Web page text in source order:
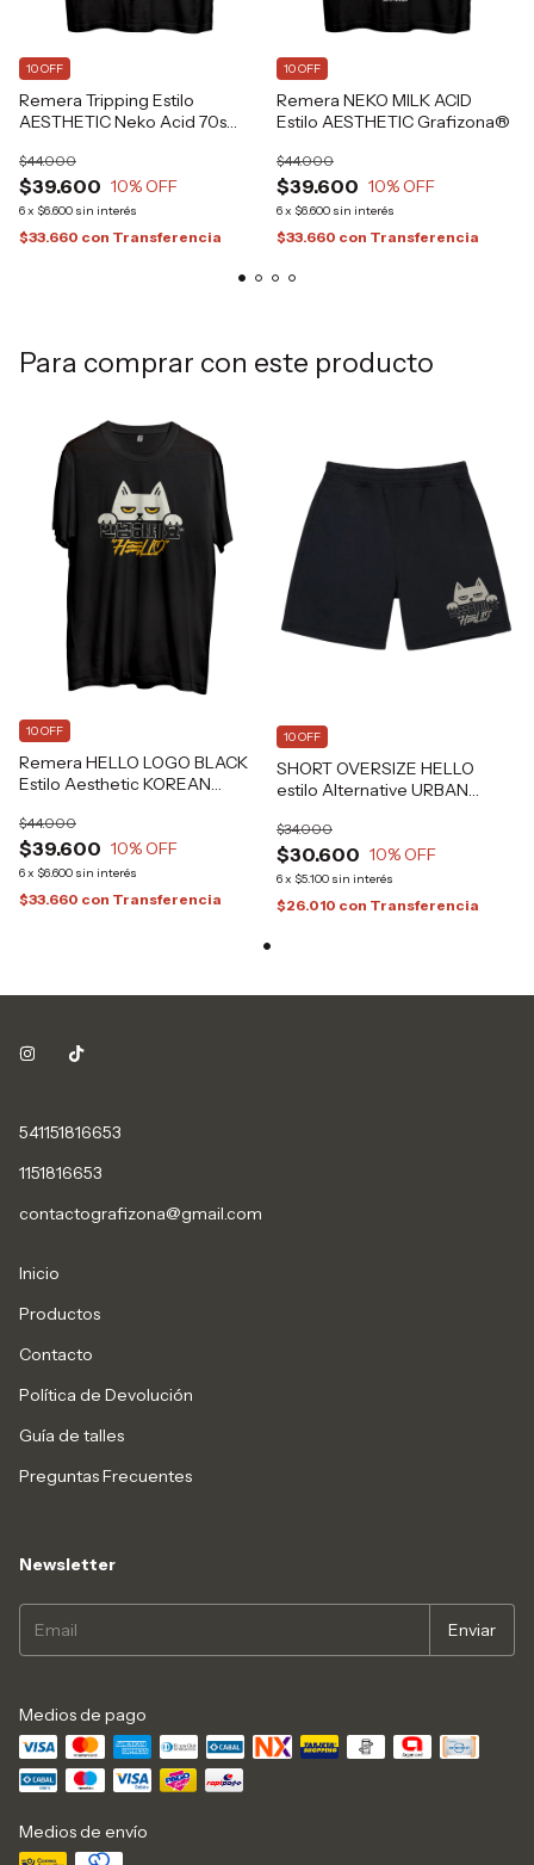
Remera Tripping Estilo
AESTHETIC Neko Acid 70s
$39.600
$44.000
10% OFF
6x $6.600 sin interés
10 OFF
$33.660 con Transferencia
Remera NEKO MILK ACID
Estilo AESTHETIC Grafizona®
$39.600
$44.000
10% OFF
6x $6.600 sin interés
10 OFF
$33.660 con Transferencia
Para comprar con este producto
Remera HELLO LOGO BLACK
Estilo Aesthetic KOREAN
$39.600
$44.000
10% OFF
6x $6.600 sin interés
10 OFF
$33.660 con Transferencia
SHORT OVERSIZE HELLO
estilo Alternative URBAN
$30.600
$34.000
10% OFF
6x $5.100 sin interés
10 OFF
$26.010 con Transferencia
541151816653
1151816653
contactografizona@gmail.com
Inicio
Productos
Contacto
Política de Devolución
Guía de talles
Preguntas Frecuentes
Newsletter
Medios de pago
Medios de envío